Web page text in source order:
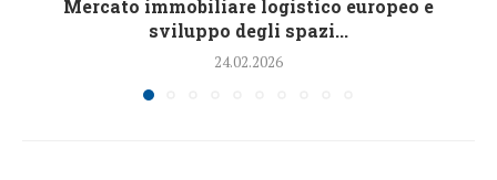
Mercato immobiliare logistico europeo e
sviluppo degli spazi...
24.02.2026